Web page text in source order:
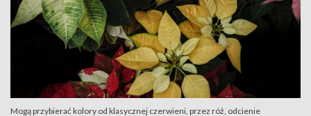
Mogą przybierać kolory od klasycznej czerwieni, przez róż, odcienie